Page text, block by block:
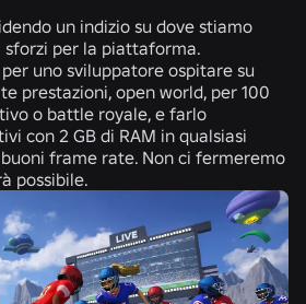
un indizio su dove stiamo
per la piattaforma.
uno sviluppatore ospitaresu
prestazioni, open world, per 100
o battle royale, e farlo
con 2 GB di RAM in qualsiasi
frame rate. Non ci fermeremo
possibile.